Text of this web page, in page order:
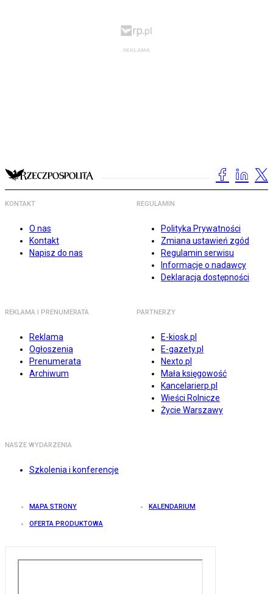
KONTAKT
O nas
Kontakt
Napisz do nas
REGULAMIN
Polityka Prywatności
Zmiana ustawień zgód
Regulamin serwisu
Informacje o nadawcy
Deklaracja dostępności
REKLAMA I PRENUMERATA
Reklama
Ogłoszenia
Prenumerata
Archiwum
PARTNERZY
E-kiosk.pl
E-gazety.pl
Nexto.pl
Mała księgowość
Kancelarierp.pl
Wieści Rolnicze
Życie Warszawy
NASZE WYDARZENIA
Szkolenia i konferencje
MAPA STRONY KALENDARIUM
OFERTA PRODUKTOWA